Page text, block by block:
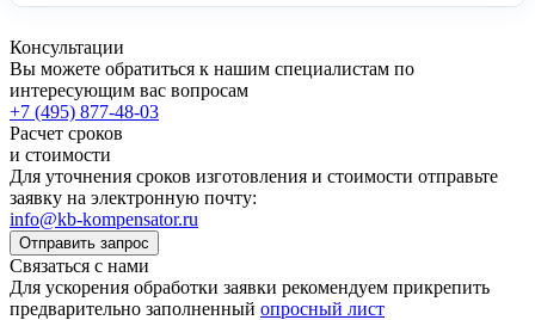
Консультации
Вы можете обратиться к нашим специалистам по
интересующим вас вопросам
+7 (495) 877-48-03
Расчет сроков
и стоимости
Для уточнения сроков изготовления и стоимости отправьте
заявку на электронную почту:
info@kb-kompensator.ru
Отправить запрос
Связаться с нами
Для ускорения обработки заявки рекомендуем прикрепить
предварительно заполненный опросный лист